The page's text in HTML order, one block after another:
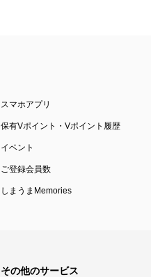
スマホアプリ
保有Vポイント・Vポイント履歴
イベント
ご登録会員数
しまうまMemories
その他のサービス